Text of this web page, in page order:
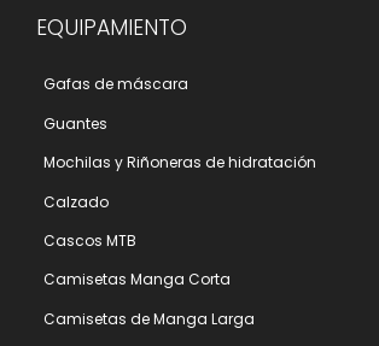
EQUIPAMIENTO
Gafas de máscara
Guantes
Mochilas y Riñoneras de hidratación
Calzado
Cascos MTB
Camisetas Manga Corta
Camisetas de Manga Larga